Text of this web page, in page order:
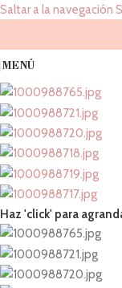
Saltar a la navegación
MENÚ
Haz 'click' para